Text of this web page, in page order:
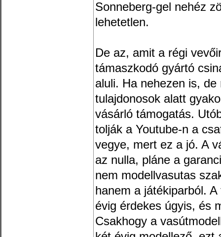
Sonneberg-gel nehéz
lehetetlen.
De az, amit a régi
támaszkodó gyártó
aluli. Ha nehezen is,
tulajdonosok alatt
vásárló támogatás.
tolják a Youtube-n a
vegye, mert ez a jó. A
az nulla, pláne a
nem modellvasutas
hanem a játékiparból.
évig érdekes úgyis, és
Csakhogy a